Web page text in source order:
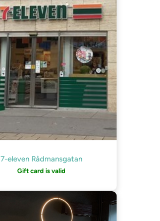
7-eleven Rådmansgatan
Gift card is valid